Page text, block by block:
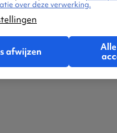
National Park
over deze verwerking.
afwijzen